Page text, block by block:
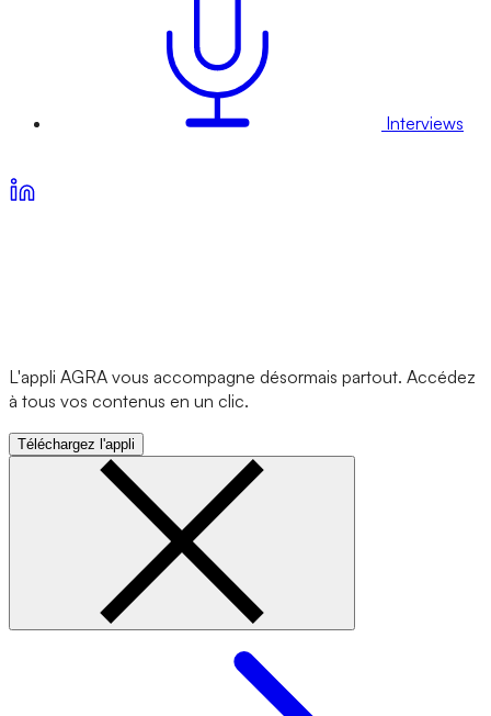
Interviews
L'appli AGRA vous accompagne désormais partout. Accédez
à tous vos contenus en un clic.
Téléchargez l'appli